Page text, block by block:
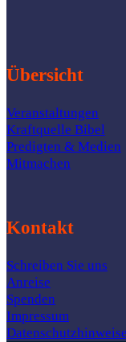
Übersicht
Veranstaltungen
Kraftquelle Bibel
Predigten & Medien
Mitmachen
Kontakt
Schreiben Sie uns
Anreise
Spenden
Impressum
Datenschutzhinweise